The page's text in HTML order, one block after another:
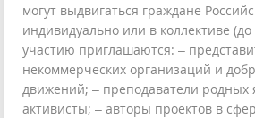
могут выдвигаться граждане
индивидуально или в коллективе (до
участию приглашаются: –
некоммерческих организаций и
движений; – преподаватели родных
активисты; – авторы проектов в